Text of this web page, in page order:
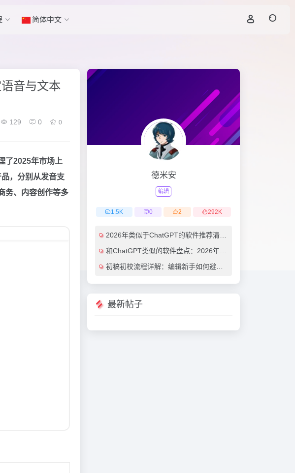
简体中文
音与文本
129 0 0
了2025年市场上
，分别从发音支
务、内容创作等多
德米安
编辑
1.5K 0 2 292K
2026年类似于ChatGPT的软件推荐清单：7款效率翻倍的AI对话工具（免费与付费对比）
和ChatGPT类似的软件盘点：2026年最值得尝试的7大AI对话工具推荐
初稿初校流程详解：编辑新手如何避免常见错误（附实用AI工具推荐）
最新帖子